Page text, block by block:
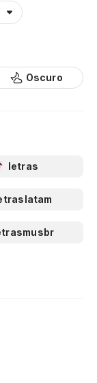
Oscuro
letras